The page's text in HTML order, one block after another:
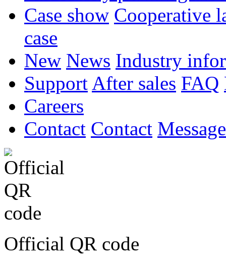
Case show Cooperative
case
New News Industry
Support After sales FAQ
Careers
Contact Contact Message
Official QR code